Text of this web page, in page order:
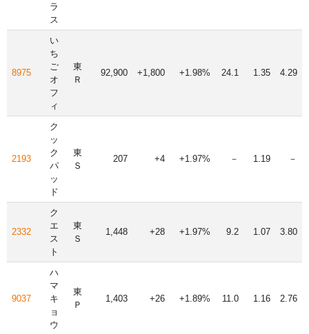
ラ
ス
8975
い
ち
ご
オ
フ
ィ
東
Ｒ
92,900 +1,800 +1.98% 24.1 1.35 4.29
2193
ク
ッ
ク
パ
ッ
ド
東
Ｓ
207 +4 +1.97% － 1.19 －
2332
ク
エ
ス
ト
東
Ｓ
1,448 +28 +1.97% 9.2 1.07 3.80
9037
ハ
マ
キ
ョ
ウ
東
Ｐ
1,403 +26 +1.89% 11.0 1.16 2.76